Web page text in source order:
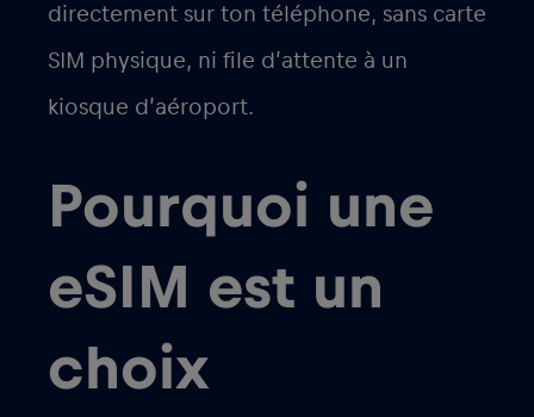
directement sur ton téléphone, sans carte
SIM physique, ni file d’attente à un
kiosque d’aéroport.
Pourquoi une
eSIM est un
choix